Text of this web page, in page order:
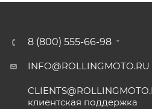
8 (800) 555-66-98
INFO@ROLLINGMOTO.RU
клиентская поддержка